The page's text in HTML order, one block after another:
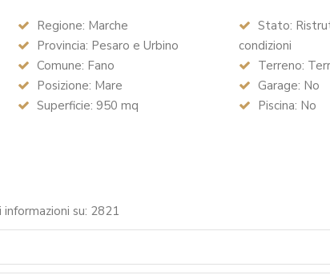
Regione: Marche
Provincia: Pesaro e Urbino
Comune: Fano
Posizione: Mare
Superficie: 950 mq
Stato:
condizioni
Terreno:
Garage: No
Piscina: No
su: 2821